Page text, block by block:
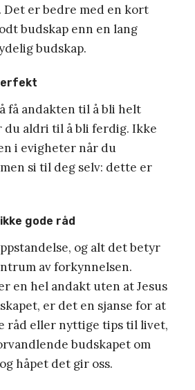
Det er bedre med en kort
budskap enn en lang
budskap.
få andakten til å bli helt
du aldri til å bli ferdig. Ikke
i evigheter når du
si til deg selv: dette er
gode råd
og alt det betyr
av forkynnelsen.
en hel andakt uten at Jesus
er det en sjanse for at
råd eller nyttige tips til livet,
budskapet om
håpet det gir oss.